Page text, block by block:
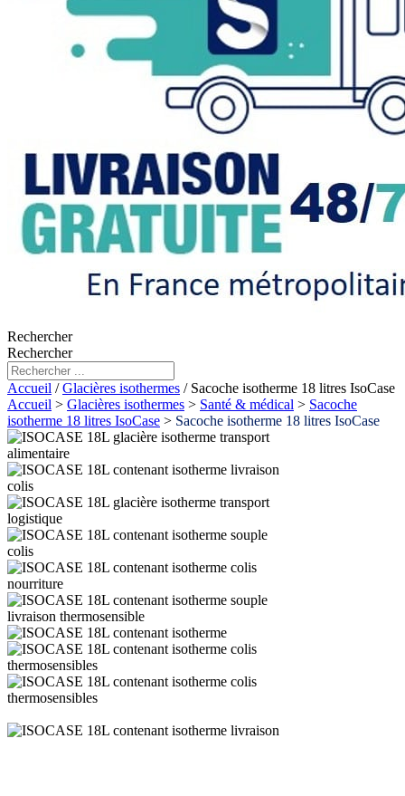
Rechercher
Rechercher
Accueil /Glacières isothermes / Sacoche isotherme 18 litres IsoCase
Accueil > Glacières isothermes > Santé & médical > Sacoche
isotherme 18 litres IsoCase > Sacoche isotherme 18 litres IsoCase